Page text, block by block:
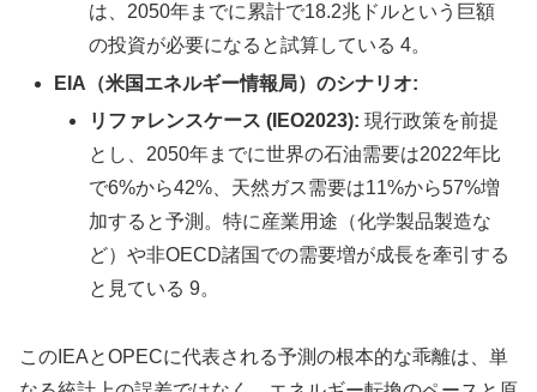
は、2050年までに累計で18.2兆ドルという巨額
の投資が必要になると試算している 4。
EIA（米国エネルギー情報局）のシナリオ:
リファレンスケース (IEO2023): 現行政策を前提
とし、2050年までに世界の石油需要は2022年比
で6%から42%、天然ガス需要は11%から57%増
加すると予測。特に産業用途（化学製品製造な
ど）や非OECD諸国での需要増が成長を牽引する
と見ている 9。
このIEAとOPECに代表される予測の根本的な乖離は、単